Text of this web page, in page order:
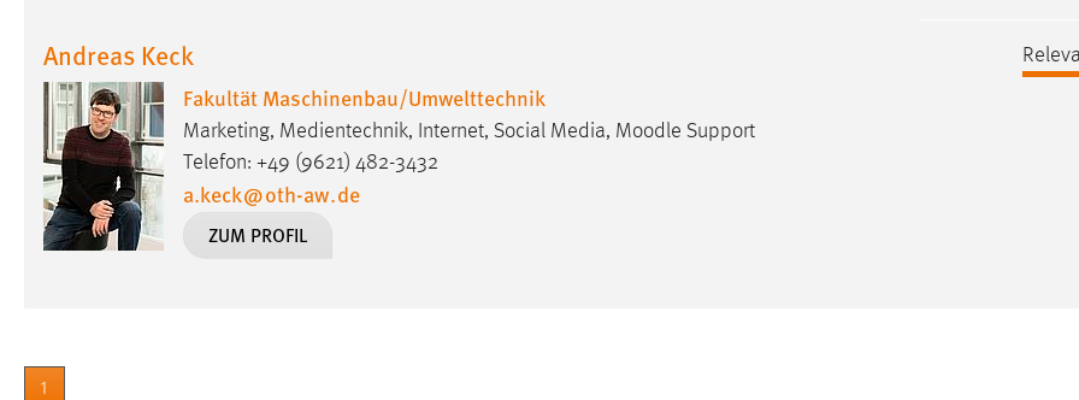
Andreas Keck
Fakultät Maschinenbau/Umwelttechnik
Marketing, Medientechnik, Internet, Social Media, Moodle Support
Telefon: +49 (9621) 482-3432
a.keck@oth-aw.de
ZUM PROFIL
1